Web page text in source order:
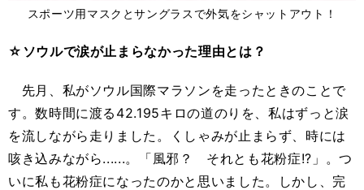
スポーツ用マスクとサングラスで外気をシャットアウト！
☆ソウルで涙が止まらなかった理由とは？
先月、私がソウル国際マラソンを走ったときのことで
す。数時間に渡る42.195キロの道のりを、私はずっと涙
を流しながら走りました。くしゃみが止まらず、時には
咳き込みながら......。「風邪？ それとも花粉症!?」。つ
いに私も花粉症になったのかと思いました。しかし、完